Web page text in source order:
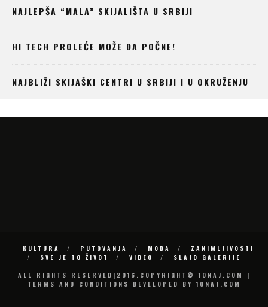
NAJLEPŠA “MALA” SKIJALIŠTA U SRBIJI
HI TECH PROLEĆE MOŽE DA POČNE!
NAJBLIŽI SKIJAŠKI CENTRI U SRBIJI I U OKRUŽENJU
KULTURA PUTOVANJA MODA
ZANIMLJIVOSTI
SVE JE TO ŽIVOT
VIDEO
SLAJD GALERIJE
ALL RIGHTS RESERVED|2016.COPYRIGHT© 10NAJ.COM |
TERMS AND CONDITIONS DEVELOPED BY 10NAJ.COM